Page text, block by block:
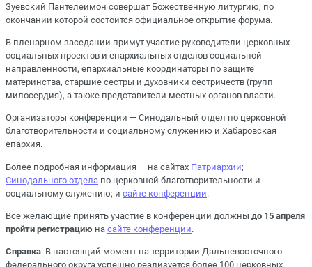
Зуевский Пантелеимон совершат Божественную литургию, по
окончании которой состоится официальное открытие форума.
В пленарном заседании примут участие руководители церковных
социальных проектов и епархиальных отделов социальной
направленности, епархиальные координаторы по защите
материнства, старшие сестры и духовники сестричеств (групп
милосердия), а также представители местных органов власти.
Организаторы конференции — Синодальный отдел по церковной
благотворительности и социальному служению и Хабаровская
епархия.
Более подробная информация — на сайтах Патриархии;
Синодального отдела по церковной благотворительности и
социальному служению; и сайте конференции.
Все желающие принять участие в конференции должны до 15 апреля
пройти регистрацию на сайте конференции.
Справка. В настоящий момент на территории Дальневосточного
федерального округа успешно реализуется более 100 церковных